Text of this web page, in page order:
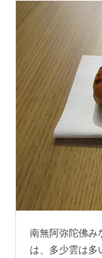
南無阿弥陀佛み
は、多少雲は